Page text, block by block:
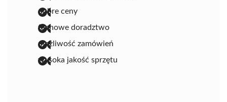
dobre ceny
fachowe doradztwo
możliwość zamówień
wysoka jakość sprzętu